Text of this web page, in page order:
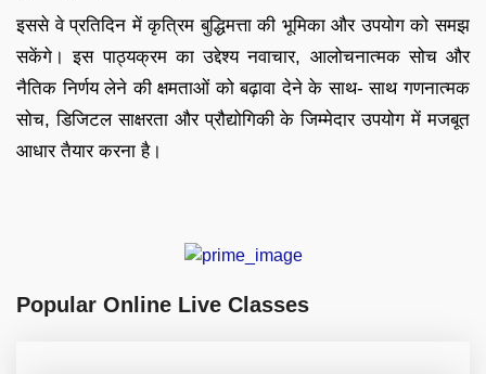
इससे वे प्रतिदिन में कृत्रिम बुद्धिमत्ता की भूमिका और उपयोग को समझ
सकेंगे। इस पाठ्यक्रम का उद्देश्य नवाचार, आलोचनात्मक सोच और
नैतिक निर्णय लेने की क्षमताओं को बढ़ावा देने के साथ- साथ गणनात्मक
सोच, डिजिटल साक्षरता और प्रौद्योगिकी के जिम्मेदार उपयोग में मजबूत
आधार तैयार करना है।
Popular Online Live Classes